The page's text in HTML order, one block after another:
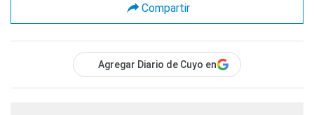
Compartir
Agregar Diario de Cuyo en